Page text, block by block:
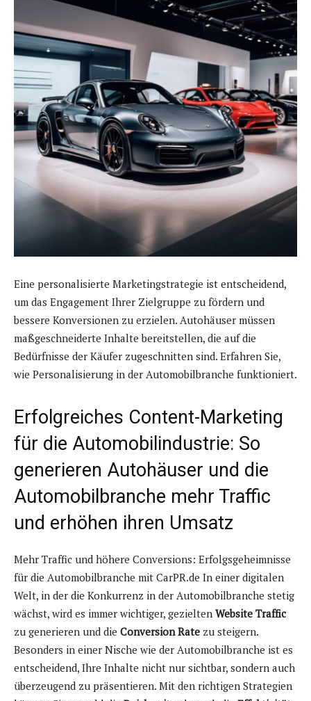
Eine personalisierte Marketingstrategie ist entscheidend,
um das Engagement Ihrer Zielgruppe zu fördern und
bessere Konversionen zu erzielen. Autohäuser müssen
maßgeschneiderte Inhalte bereitstellen, die auf die
Bedürfnisse der Käufer zugeschnitten sind. Erfahren Sie,
wie Personalisierung in der Automobilbranche funktioniert.
Erfolgreiches Content-Marketing
für die Automobilindustrie: So
generieren Autohäuser und die
Automobilbranche mehr Traffic
und erhöhen ihren Umsatz
Mehr Traffic und höhere Conversions: Erfolgsgeheimnisse
für die Automobilbranche mit CarPR.de In einer digitalen
Welt, in der die Konkurrenz in der Automobilbranche stetig
wächst, wird es immer wichtiger, gezielten Website Traffic
zu generieren und die Conversion Rate zu steigern.
Besonders in einer Nische wie der Automobilbranche ist es
entscheidend, Ihre Inhalte nicht nur sichtbar, sondern auch
überzeugend zu präsentieren. Mit den richtigen Strategien